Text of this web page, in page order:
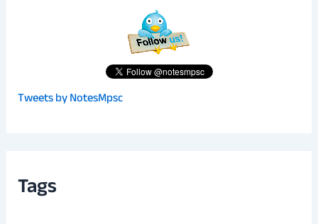
Tweets by NotesMpsc
Tags